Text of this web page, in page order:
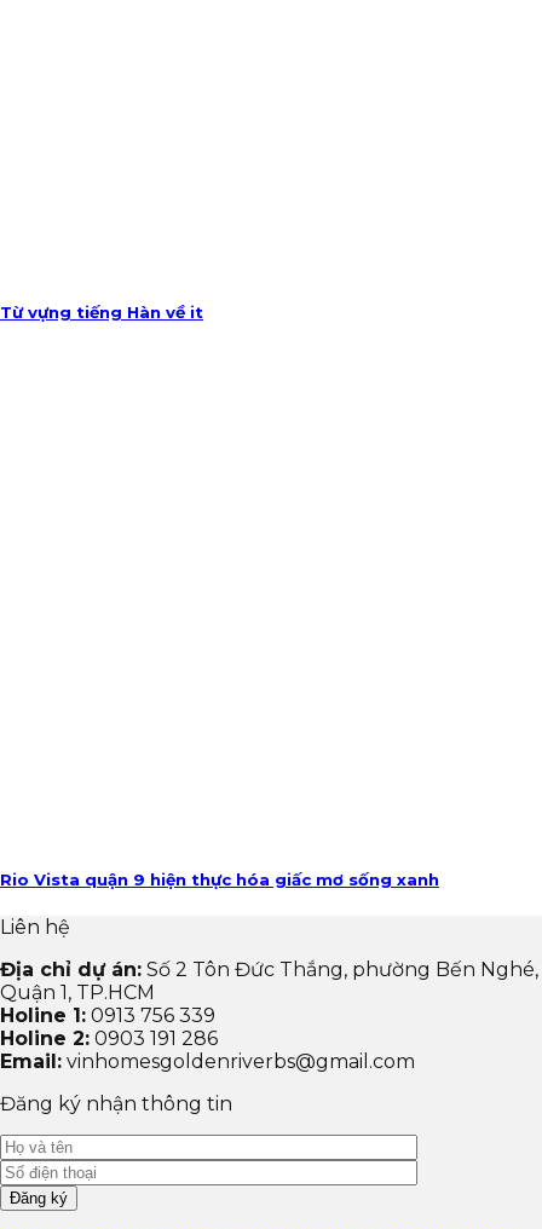
Từ vựng tiếng Hàn về it
Rio Vista quận 9 hiện thực hóa giấc mơ sống xanh
Liên hệ
Địa chỉ dự án: Số 2 Tôn Đức Thắng, phường Bến Nghé,
Quận 1, TP.HCM
Holine 1: 0913 756 339
Holine 2: 0903 191 286
Email: vinhomesgoldenriverbs@gmail.com
Đăng ký nhận thông tin